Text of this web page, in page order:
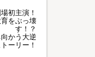
初主演！
をぶっ壊
す！？
かう大逆
ーリー！